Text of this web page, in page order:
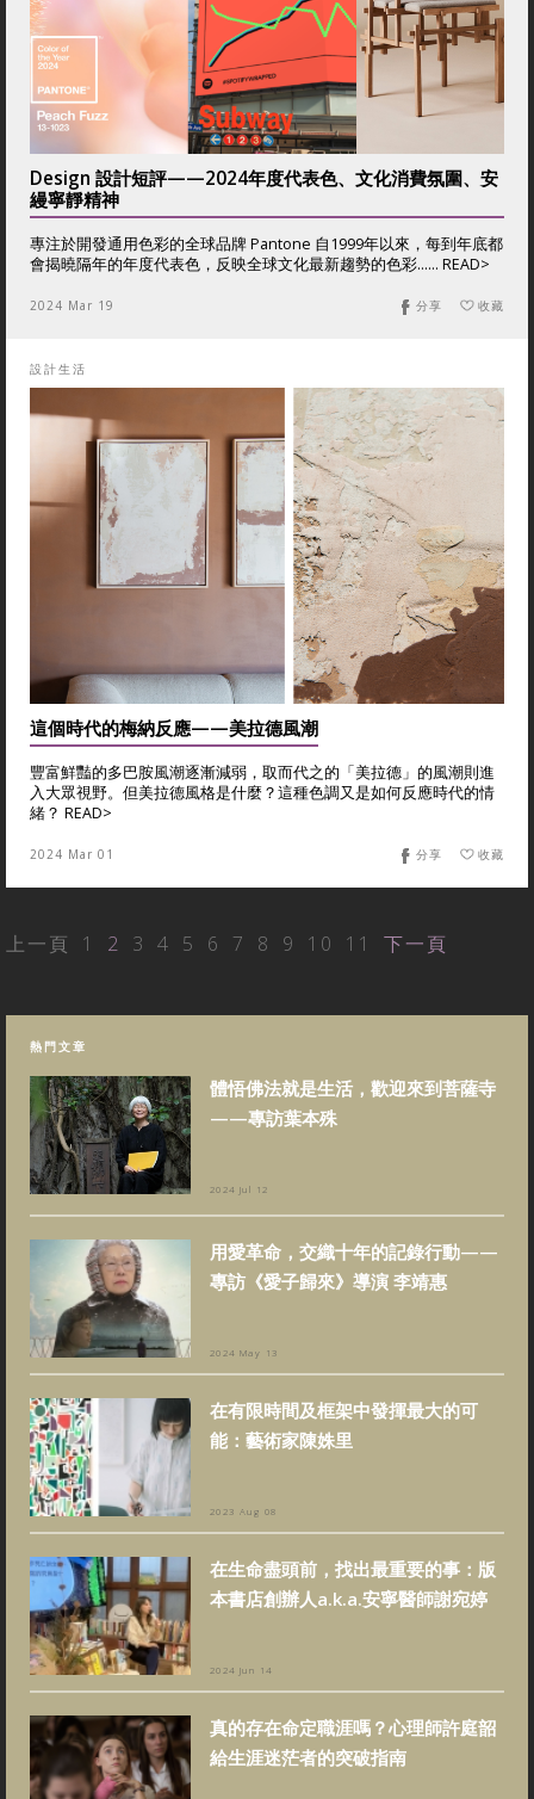
Design 設計短評——2024年度代表色、文化消費氛圍、安
縵寧靜精神
專注於開發通用色彩的全球品牌 Pantone 自1999年以來，每到年底都
會揭曉隔年的年度代表色，反映全球文化最新趨勢的色彩...... READ>
2024 Mar 19 收藏
分享
設計生活
這個時代的梅納反應——美拉德風潮
豐富鮮豔的多巴胺風潮逐漸減弱，取而代之的「美拉德」的風潮則進
入大眾視野。但美拉德風格是什麼？這種色調又是如何反應時代的情
緒？ READ>
2024 Mar 01 收藏
分享
上一頁 1 2 3 4 5 6 7 8 9 10 11 下一頁
熱門文章
體悟佛法就是生活，歡迎來到菩薩寺
——專訪葉本殊
2024 Jul 12
用愛革命，交織十年的記錄行動——
專訪《愛子歸來》導演 李靖惠
2024 May 13
在有限時間及框架中發揮最大的可
能：藝術家陳姝里
2023 Aug 08
在生命盡頭前，找出最重要的事：版
本書店創辦人a.k.a.安寧醫師謝宛婷
2024 Jun 14
真的存在命定職涯嗎？心理師許庭韶
給生涯迷茫者的突破指南